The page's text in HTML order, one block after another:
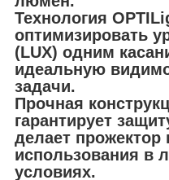
Технология
оптимизировать
(LUX) одним
идеальную
задачи.
Прочная
гарантирует
делает
использования в
условиях.